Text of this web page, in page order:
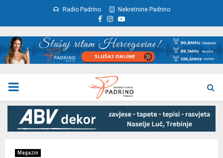
Radio Padrino Nekretnine Padrino
Facebook
Instagram
Youtube
PRIMARY
MENU
Magazin